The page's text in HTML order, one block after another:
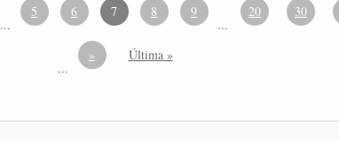
...
5 6 7 8 9
...
20 30
...
» Última »